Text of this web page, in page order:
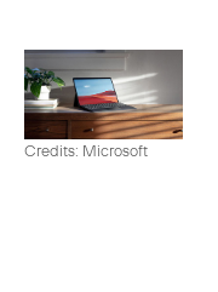
Credits: Microsoft